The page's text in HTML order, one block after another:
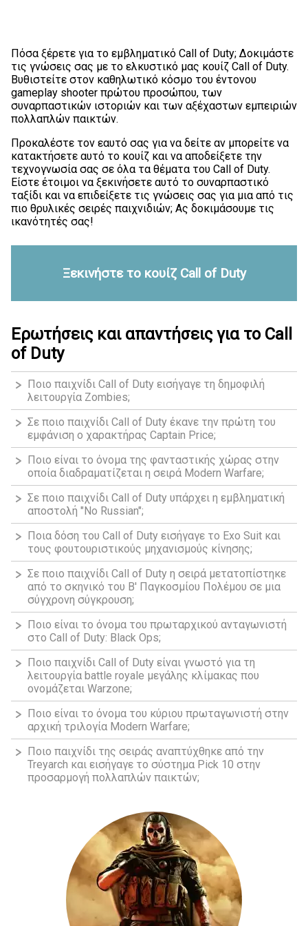
Πόσα ξέρετε για το εμβληματικό Call of Duty; Δοκιμάστε
τις γνώσεις σας με το ελκυστικό μας κουίζ Call of Duty.
Βυθιστείτε στον καθηλωτικό κόσμο του έντονου
gameplay shooter πρώτου προσώπου, των
συναρπαστικών ιστοριών και των αξέχαστων εμπειριών
πολλαπλών παικτών.
Προκαλέστε τον εαυτό σας για να δείτε αν μπορείτε να
κατακτήσετε αυτό το κουίζ και να αποδείξετε την
τεχνογνωσία σας σε όλα τα θέματα του Call of Duty.
Είστε έτοιμοι να ξεκινήσετε αυτό το συναρπαστικό
ταξίδι και να επιδείξετε τις γνώσεις σας για μια από τις
πιο θρυλικές σειρές παιχνιδιών; Ας δοκιμάσουμε τις
ικανότητές σας!
Ξεκινήστε το κουίζ Call of Duty
Ερωτήσεις και απαντήσεις για το Call
of Duty
Ποιο παιχνίδι Call of Duty εισήγαγε τη δημοφιλή
λειτουργία Zombies;
Σε ποιο παιχνίδι Call of Duty έκανε την πρώτη του
εμφάνιση ο χαρακτήρας Captain Price;
Ποιο είναι το όνομα της φανταστικής χώρας στην
οποία διαδραματίζεται η σειρά Modern Warfare;
Σε ποιο παιχνίδι Call of Duty υπάρχει η εμβληματική
αποστολή "No Russian";
Ποια δόση του Call of Duty εισήγαγε το Exo Suit και
τους φουτουριστικούς μηχανισμούς κίνησης;
Σε ποιο παιχνίδι Call of Duty η σειρά μετατοπίστηκε
από το σκηνικό του Β' Παγκοσμίου Πολέμου σε μια
σύγχρονη σύγκρουση;
Ποιο είναι το όνομα του πρωταρχικού ανταγωνιστή
στο Call of Duty: Black Ops;
Ποιο παιχνίδι Call of Duty είναι γνωστό για τη
λειτουργία battle royale μεγάλης κλίμακας που
ονομάζεται Warzone;
Ποιο είναι το όνομα του κύριου πρωταγωνιστή στην
αρχική τριλογία Modern Warfare;
Ποιο παιχνίδι της σειράς αναπτύχθηκε από την
Treyarch και εισήγαγε το σύστημα Pick 10 στην
προσαρμογή πολλαπλών παικτών;